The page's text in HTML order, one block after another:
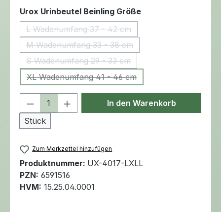
Urox Urinbeutel Beinling Größeauswählen
L Wadenumfang 37 - 42 cm
(Diese Option ist zurzeit nicht verfügbar.)
M Wadenumfang 33 - 38 cm
(Diese Option ist zurzeit nicht verfügbar.)
S Wadenumfang 29 - 33 cm
(Diese Option ist zurzeit nicht verfügbar.)
XL Wadenumfang 41 - 46 cm
(Diese Option ist zurzeit nicht verfügbar.)
Produkt Anzahl: Gib den
Stück
In den Warenkorb
Zum Merkzettel hinzufügen
Produktnummer: UX-4017-LXLL
PZN: 6591516
HVM: 15.25.04.0001